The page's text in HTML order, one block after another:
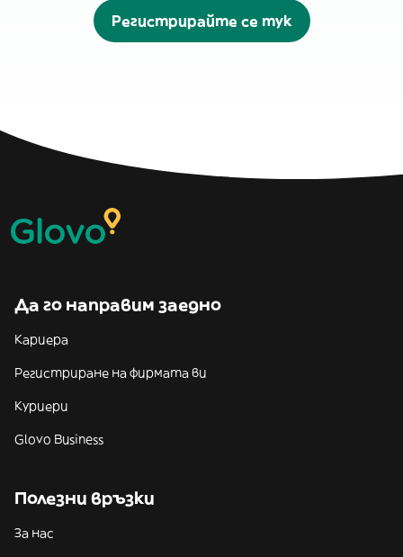
Регистрирайте се тук
Да го направим заедно
Кариера
Регистриране на фирмата ви
Куриери
Glovo Business
Полезни връзки
За нас